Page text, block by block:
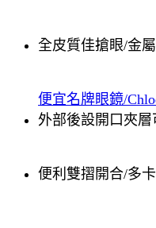
全皮質佳搶眼/金
便宜名牌眼鏡/
外部後設開口夾
便利雙摺開合/多